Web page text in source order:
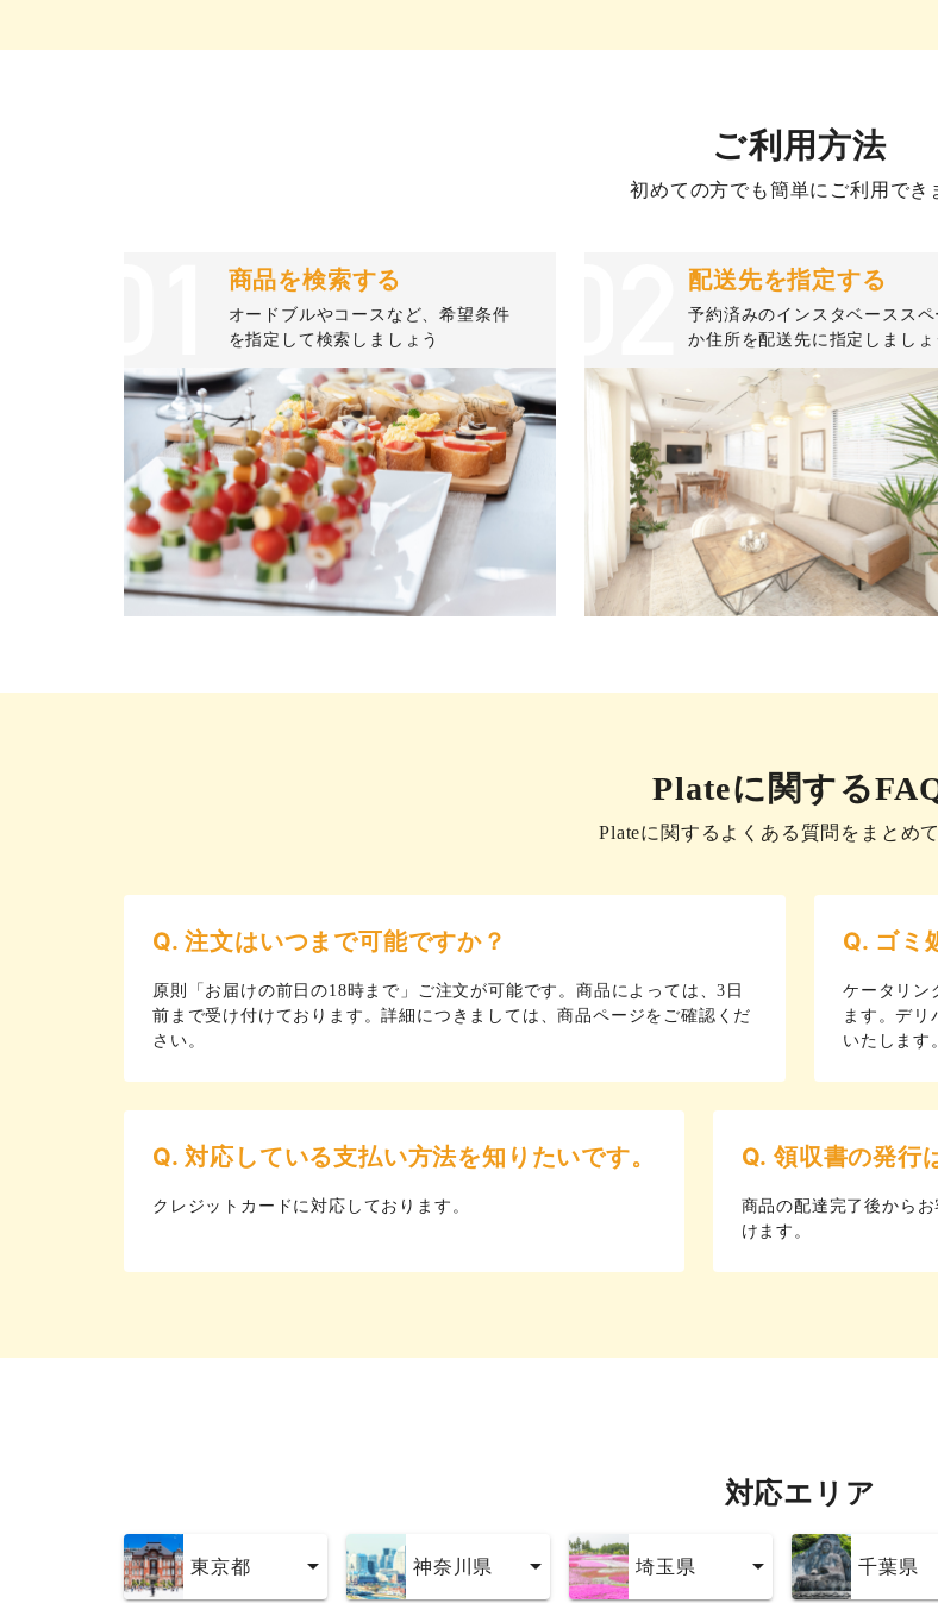
ご利用方法
初めての方でも簡単にご利用でき
商品を検索する
オードブルやコースなど、希望条件
を指定して検索しましょう
配送先を指定する
予約済みのインスタベーススペ
か住所を配送先に指定しましょ
Plateに関する
Plateに関するよくある質問をまとめ
Q. 注文はいつまで可能ですか？
原則「お届けの前日の18時まで」ご注文が可能です。商品によっては、3日
前まで受け付けております。詳細につきましては、商品ページをご確認くだ
さい。
Q. ゴミ
ケータリン
ます。デリ
いたします
Q. 対応している支払い方法を知りたいです。
クレジットカードに対応しております。
Q. 領収書の発行
商品の配達完了後から
けます。
対応エリア
東京都
神奈川県
埼玉県
千葉県